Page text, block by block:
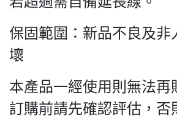
保固範圍：新品不良及非
壞
本產品一經使用則無法再
訂購前請先確認評估，否